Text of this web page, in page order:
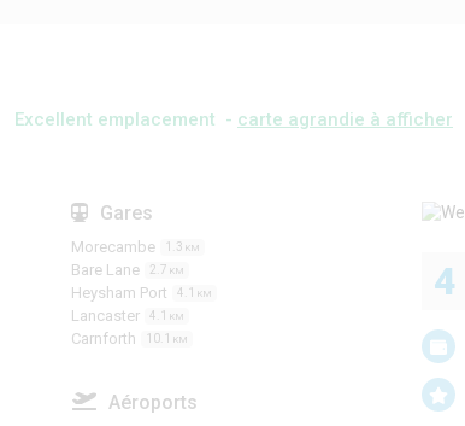
Excellent emplacement - carte agrandie à afficher
Gares
Morecambe 1.3 KM
Bare Lane 2.7 KM
Heysham Port 4.1 KM
Lancaster 4.1 KM
Carnforth 10.1 KM
Aéroports
4